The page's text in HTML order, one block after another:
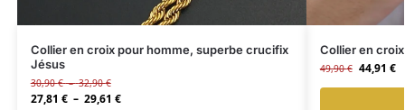
Collier en croix pour homme, superbe crucifix
Jésus
30,90€ – 32,90€
27,81 € – 29,61 €
Collier en
49,90€ 44,91 €